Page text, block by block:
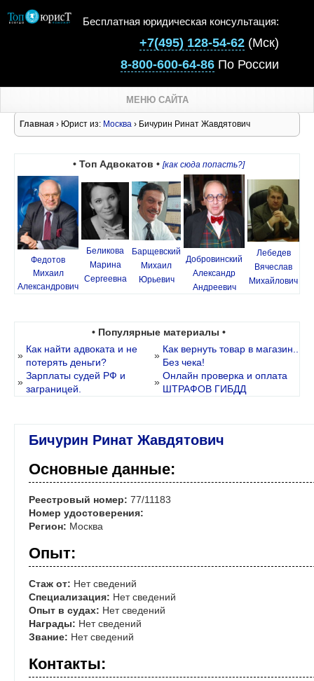
Бесплатная юридическая консультация:
+7(495) 128-54-62 (Мск)
8-800-600-64-86 По России
МЕНЮ САЙТА
Главная › Юрист из: Москва › Бичурин Ринат Жавдятович
• Топ Адвокатов • [как сюда попасть?]
Федотов
Михаил
Александрович
Беликова
Марина
Сергеевна
Барщевский
Михаил
Юрьевич
Добровинский
Александр
Андреевич
Лебедев
Вячеслав
Михайлович
• Популярные материалы •
»
Как найти адвоката и не
потерять деньги?
»
Как вернуть товар в магазин..
Без чека!
»
Зарплаты судей РФ и
заграницей.
»
Онлайн проверка и оплата
ШТРАФОВ ГИБДД
Бичурин Ринат Жавдятович
Основные данные:
Реестровый номер: 77/11183
Номер удостоверения:
Регион: Москва
Опыт:
Стаж от: Нет сведений
Специализация: Нет сведений
Опыт в судах: Нет сведений
Награды: Нет сведений
Звание: Нет сведений
Контакты: